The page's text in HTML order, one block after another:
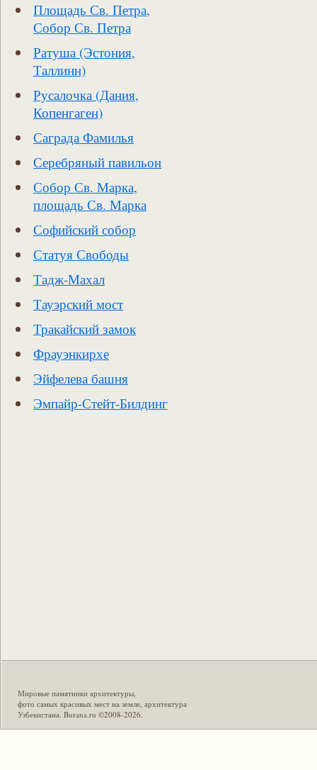
Площадь Св. Петра,
Собор Св. Петра
Ратуша (Эстония,
Таллинн)
Русалочка (Дания,
Копенгаген)
Саграда Фамилья
Серебряный павильон
Собор Св. Марка,
площадь Св. Марка
Софийский собор
Статуя Свободы
Тадж-Махал
Тауэрский мост
Тракайский замок
Фрауэнкирхе
Эйфелева башня
Эмпайр-Стейт-Билдинг
Мировые памятники архитектуры,
фото самых красивых мест на земле, архитектура
Узбекистана. Burana.ru ©2008-2026.